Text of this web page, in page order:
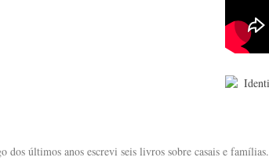
dos últimos anos escrevi seis livros sobre casais e famílias.